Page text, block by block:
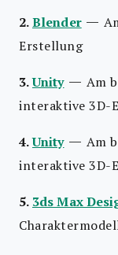
2.Blender —
Erstellung
3.Unity — Am
interaktive 3D-
4.Unity — Am
interaktive 3D-
5. 3ds Max